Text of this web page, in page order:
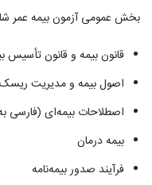
بخش عمومی آزمون بیمه عمر
قانون بیمه و قانون تأسیس
اصول بیمه و مدیریت ریسک
اصطلاحات بیمه‌ای (فارسی
بیمه درمان
فرآیند صدور بیمه‌نامه